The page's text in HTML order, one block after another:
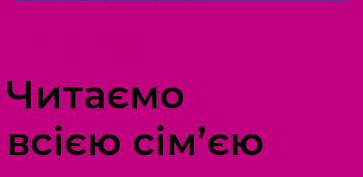
Читаємо
всією сім’єю